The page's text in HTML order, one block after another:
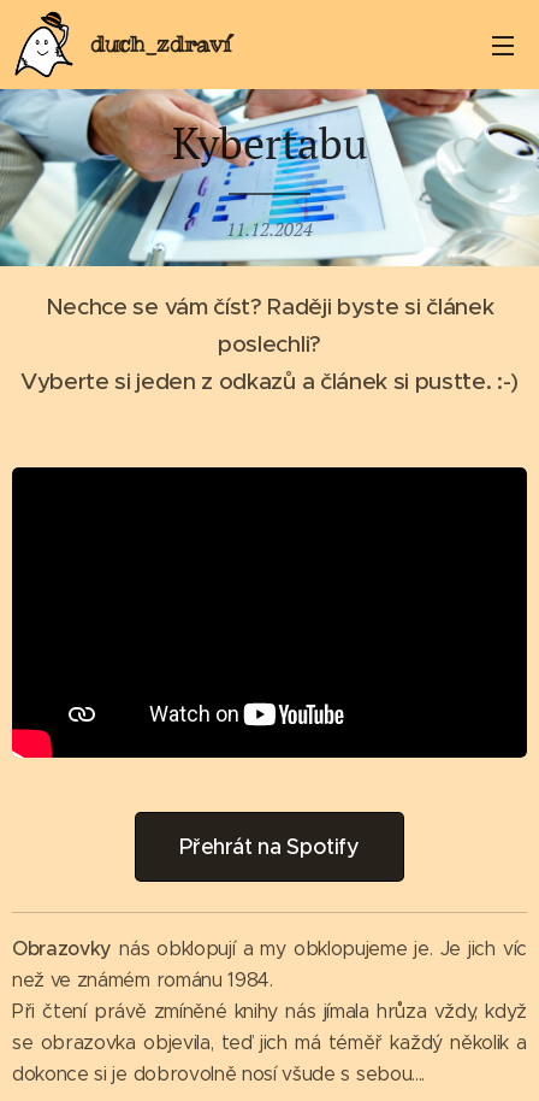
duch_zdraví
Kybertabu
11.12.2024
Nechce se vám číst? Raději byste si článek
poslechli?
Vyberte si jeden z odkazů a článek si pusťte. :-)
Přehrát na Spotify
Obrazovky nás obklopují a my obklopujeme je. Je jich víc
než ve známém románu 1984.
Při čtení právě zmíněné knihy nás jímala hrůza vždy, když
se obrazovka objevila, teď jich má téměř každý několik a
dokonce si je dobrovolně nosí všude s sebou....